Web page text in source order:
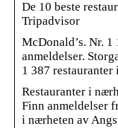
De 10 beste
Tripadvisor
McDonald’s. Nr.
anmeldelser.
1 387 restauranter
Restauranter i
Finn anmeldelser
i nærheten av